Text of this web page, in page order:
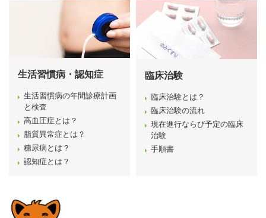
生活習慣病・認知症
生活習慣病の年間診療計画
と検査
高血圧症とは？
脂質異常症とは？
糖尿病とは？
認知症とは？
臨床治験
臨床治験とは？
臨床治験の流れ
現在進行ならび予定の臨床
治験
手順書